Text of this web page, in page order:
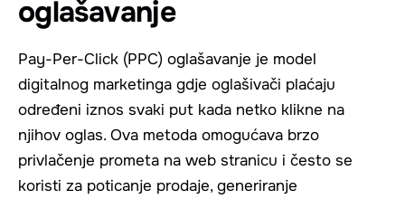
oglašavanje
Pay-Per-Click (PPC) oglašavanje je model
digitalnog marketinga gdje oglašivači plaćaju
određeni iznos svaki put kada netko klikne na
njihov oglas. Ova metoda omogućava brzo
privlačenje prometa na web stranicu i često se
koristi za poticanje prodaje, generiranje